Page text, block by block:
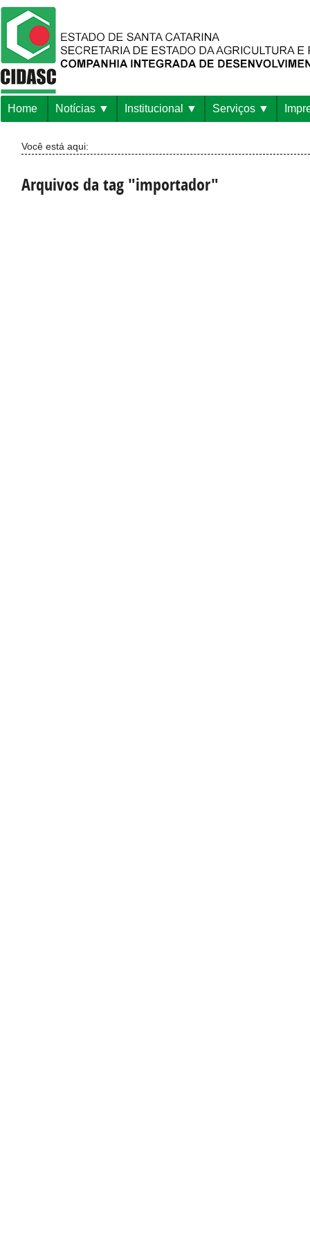
Home Notícias Institucional Serviços
Você está aqui:
Arquivos da tag "importador"